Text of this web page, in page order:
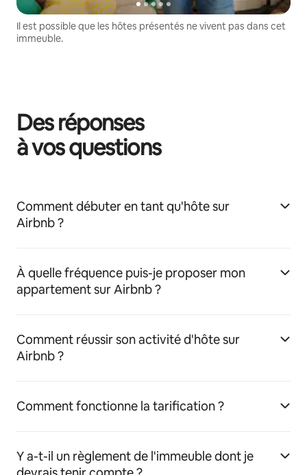
Il est possible que les hôtes présentés ne vivent pas dans cet
immeuble.
Des réponses
à vos questions
Comment débuter en tant qu'hôte sur
Airbnb ?
À quelle fréquence puis-je proposer mon
appartement sur Airbnb ?
Comment réussir son activité d'hôte sur
Airbnb ?
Comment fonctionne la tarification ?
Y a-t-il un règlement de l'immeuble dont je